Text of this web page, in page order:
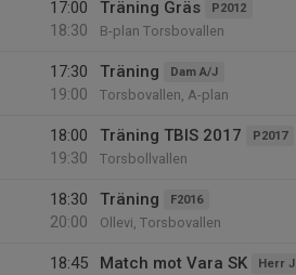
17:00
18:30
Träning Gräs P2012
B-plan Torsbovallen
17:30
19:00
Träning Dam A/J
Torsbovallen, A-plan
18:00
19:30
Träning TBIS 2017 P2017
Torsbollvallen
18:30
20:00
Träning F2016
Ollevi, Torsbovallen
18:45
Match mot Vara SK Herr J